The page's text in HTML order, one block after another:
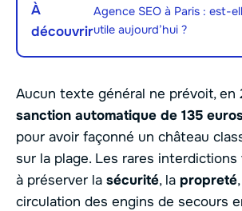
À
découvrir
Agence SEO à Paris : est-
utile aujourd’hui ?
Aucun texte général ne prévoit, en
sanction automatique de 135
pour avoir façonné un château
sur la plage. Les rares
à préserver la sécurité, la propreté
circulation des engins de secours